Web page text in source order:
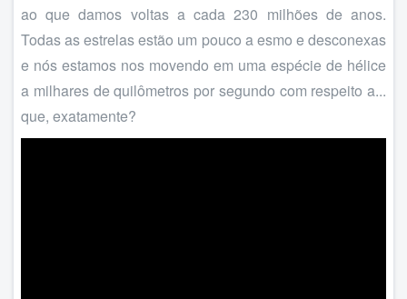
ao que damos voltas a cada 230 milhões de anos.
Todas as estrelas estão um pouco a esmo e desconexas
e nós estamos nos movendo em uma espécie de hélice
a milhares de quilômetros por segundo com respeito a...
que, exatamente?